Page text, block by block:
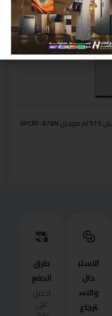
الاستب
دال
والاس
ترجاع
طرق
الدفع
احصل
على